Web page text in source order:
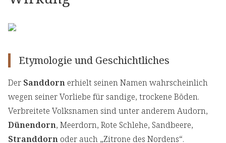
Etymologie und Geschichtliches
Der Sanddorn erhielt seinen Namen wahrscheinlich
wegen seiner Vorliebe für sandige, trockene Böden.
Verbreitete Volksnamen sind unter anderem Audorn,
Dünendorn, Meerdorn, Rote Schlehe, Sandbeere,
Stranddorn oder auch „Zitrone des Nordens“.